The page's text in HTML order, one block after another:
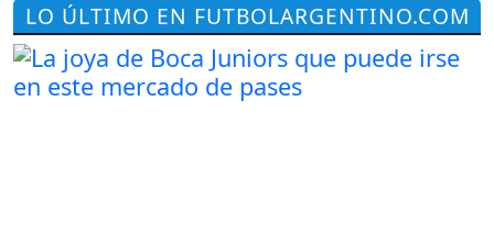
LO ÚLTIMO EN FUTBOLARGENTINO.COM